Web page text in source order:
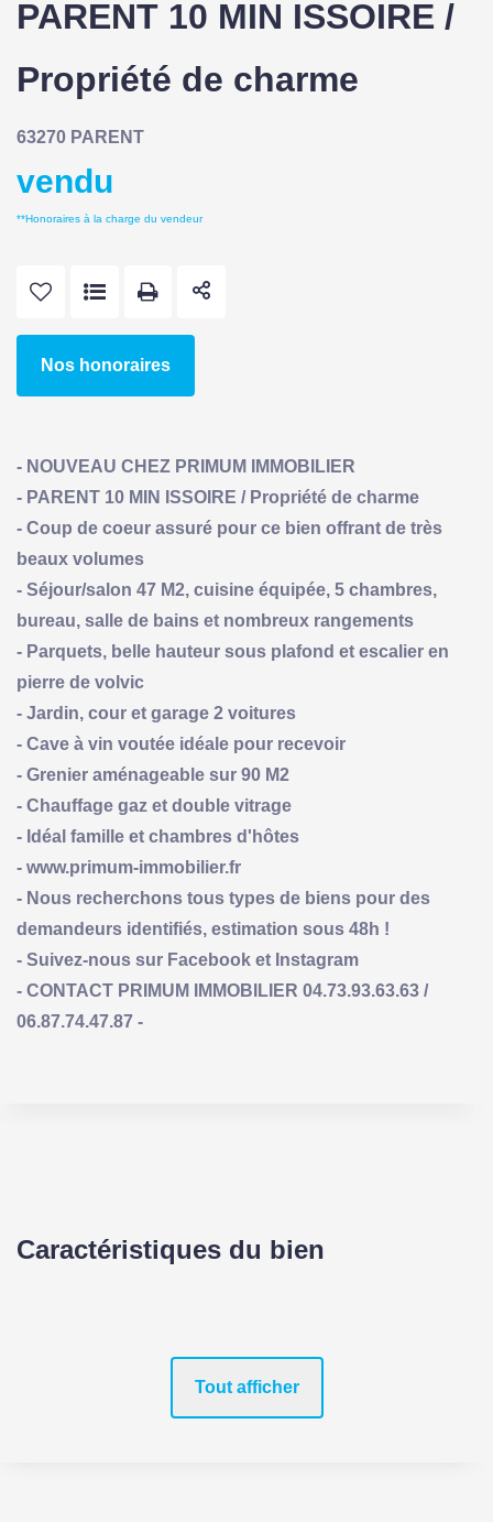
PARENT 10 MIN ISSOIRE /
Propriété de charme
63270 PARENT
vendu
**Honoraires à la charge du vendeur
Nos honoraires
- NOUVEAU CHEZ PRIMUM IMMOBILIER
- PARENT 10 MIN ISSOIRE / Propriété de charme
- Coup de coeur assuré pour ce bien offrant de très
beaux volumes
- Séjour/salon 47 M2, cuisine équipée, 5 chambres,
bureau, salle de bains et nombreux rangements
- Parquets, belle hauteur sous plafond et escalier en
pierre de volvic
- Jardin, cour et garage 2 voitures
- Cave à vin voutée idéale pour recevoir
- Grenier aménageable sur 90 M2
- Chauffage gaz et double vitrage
- Idéal famille et chambres d'hôtes
- www.primum-immobilier.fr
- Nous recherchons tous types de biens pour des
demandeurs identifiés, estimation sous 48h !
- Suivez-nous sur Facebook et Instagram
- CONTACT PRIMUM IMMOBILIER 04.73.93.63.63 /
06.87.74.47.87 -
Caractéristiques du bien
Tout afficher